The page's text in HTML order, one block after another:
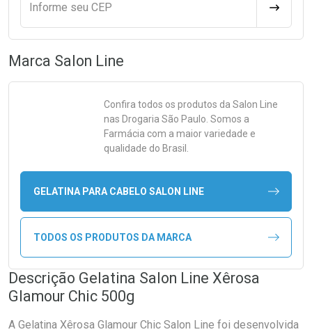
Informe seu CEP
Marca Salon Line
Confira todos os produtos da Salon Line
nas Drogaria São Paulo. Somos a
Farmácia com a maior variedade e
qualidade do Brasil.
GELATINA PARA CABELO SALON LINE
TODOS OS PRODUTOS DA MARCA
Descrição Gelatina Salon Line Xêrosa
Glamour Chic 500g
A Gelatina Xêrosa Glamour Chic Salon Line foi desenvolvida